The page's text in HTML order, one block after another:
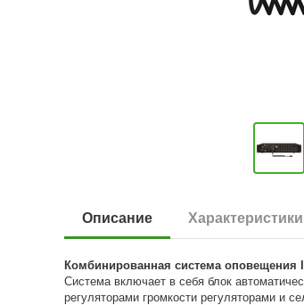
Описание Характеристики
Комбинированная система оповещения
Система включает в себя блок
регуляторами громкости регуляторами и